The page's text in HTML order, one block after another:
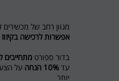
מגוון רחב של
אפשרות לרכישה
בדור ספורט מתחייבים
עד
על
יותר